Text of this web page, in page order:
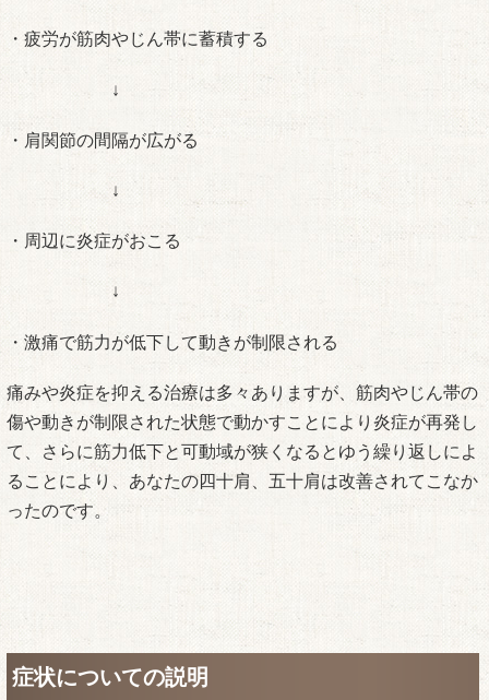
・疲労が筋肉やじん帯に蓄積する
↓
・肩関節の間隔が広がる
↓
・周辺に炎症がおこる
↓
・激痛で筋力が低下して動きが制限される
痛みや炎症を抑える治療は多々ありますが、筋肉やじん帯の
傷や動きが制限された状態で動かすことにより炎症が再発し
て、さらに筋力低下と可動域が狭くなるとゆう繰り返しによ
ることにより、あなたの四十肩、五十肩は改善されてこなか
ったのです。
症状についての説明